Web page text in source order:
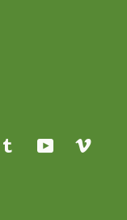
Tumblr YouTube